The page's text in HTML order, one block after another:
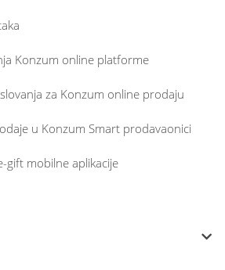
Konzum online platforme
za Konzum online prodaju
u Konzum Smart prodavaonici
gift mobilne aplikacije